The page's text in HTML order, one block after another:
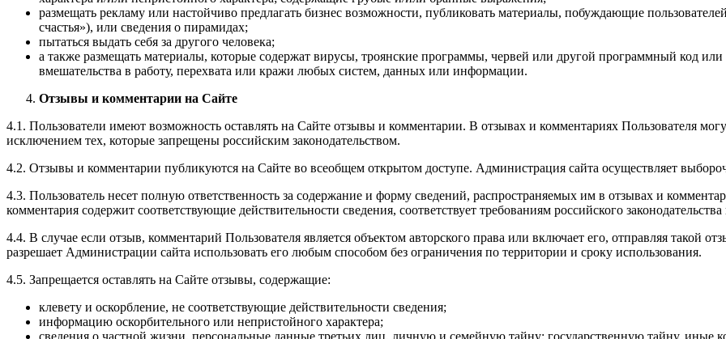
размещать рекламу или настойчиво предлагать бизнес возможности, публиковать материалы, побуждающие
счастья»), или сведения о пирамидах;
пытаться выдать себя за другого человека;
а также размещать материалы, которые содержат вирусы, троянские программы, червей или другой программный код
вмешательства в работу, перехвата или кражи любых систем, данных или информации.
Отзывы и комментарии на Сайте
4.1. Пользователи имеют возможность оставлять на Сайте отзывы и комментарии. В отзывах и комментариях Пользователя
исключением тех, которые запрещены российским законодательством.
4.2. Отзывы и комментарии публикуются на Сайте во всеобщем открытом доступе. Администрация сайта осуществляет
4.3. Пользователь несет полную ответственность за содержание и форму сведений, распространяемых им в отзывах и
комментария содержит соответствующие действительности сведения, соответствует требованиям российского
4.4. В случае если отзыв, комментарий Пользователя является объектом авторского права или включает его, отправляя такой
разрешает Администрации сайта использовать его любым способом без ограничения по территории и сроку использования.
4.5. Запрещается оставлять на Сайте отзывы, содержащие:
клевету и оскорбление, не соответствующие действительности сведения;
информацию оскорбительного или непристойного характера;
сведения о частной жизни, персональные данные третьих лиц, личную и семейную тайну; государственную тайну, иные